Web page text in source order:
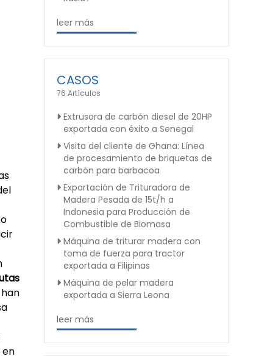
leer más
CASOS
76 Artículos
Extrusora de carbón diesel de 20HP
exportada con éxito a Senegal
Visita del cliente de Ghana: Línea
de procesamiento de briquetas de
carbón para barbacoa
Exportación de Trituradora de
Madera Pesada de 15t/h a
Indonesia para Producción de
Combustible de Biomasa
Máquina de triturar madera con
toma de fuerza para tractor
exportada a Filipinas
Máquina de pelar madera
exportada a Sierra Leona
leer más